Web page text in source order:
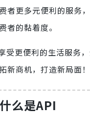
者更多元便利的服务
者的黏着度。
受更便利的生活服务
商机，打造新局面！
么是API